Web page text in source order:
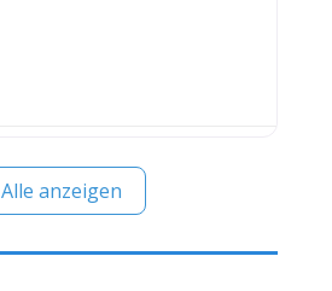
Alle anzeigen